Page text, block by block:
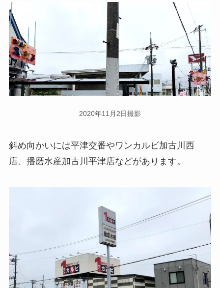
2020年11月2日撮影
斜め向かいには平津交番やワンカルビ加古川西
店、播磨水産加古川平津店などがあります。